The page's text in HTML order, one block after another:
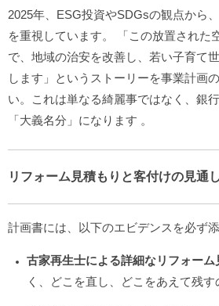
2025年、ESG投資やSDGsの観点から
を重視しています。
「この放置された
で、地域の治安を改善し、若い子育て
します」というストーリーを事業計画
い。これは単なる綺麗事ではなく、銀
「大義名分」になります 。
リフォーム見積もりと客付けの見通
計画書には、以下のエビデンスを必ず添
古家再生士による詳細なリフォーム
く、どこを直し、どこをあえて残